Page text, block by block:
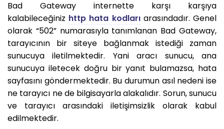
Bad Gateway internette karşı karşıya
kalabileceğiniz http hata kodlarıarasındadır. Genel
olarak “502” numarasıyla tanımlanan Bad Gateway,
tarayıcının bir siteye bağlanmak istediği zaman
sunucuya iletilmektedir. Yani aracı sunucu, ana
sunucuya iletecek doğru bir yanıt bulamazsa, hata
sayfasını göndermektedir. Bu durumun asıl nedeni ise
ne tarayıcı ne de bilgisayarla alakalıdır. Sorun, sunucu
ve tarayıcı arasındaki iletişimsizlik olarak kabul
edilmektedir.